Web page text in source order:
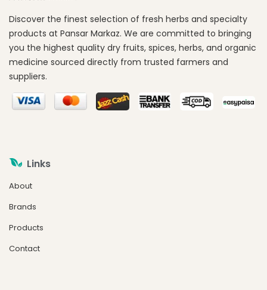
Discover the finest selection of fresh herbs and specialty
products at Pansar Markaz. We are committed to bringing
you the highest quality dry fruits, spices, herbs, and organic
medicine sourced directly from trusted farmers and
suppliers.
Links
About
Brands
Products
Contact